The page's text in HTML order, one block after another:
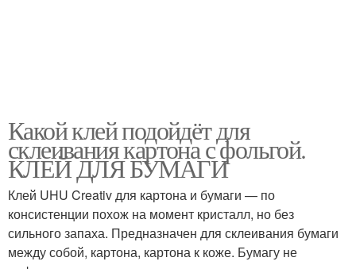
Какой клей подойдёт для
склеивания картона с фольгой.
КЛЕЙ ДЛЯ БУМАГИ
Клей UHU Creativ для картона и бумаги — по
консистенции похож на момент кристалл, но без
сильного запаха. Предназначен для склеивания бумаги
между собой, картона, картона к коже. Бумагу не